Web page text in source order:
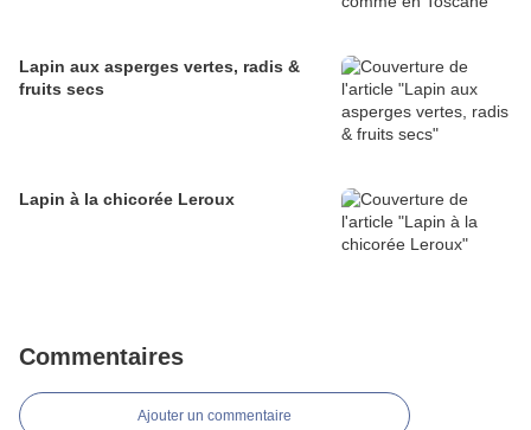
Lapin aux asperges vertes, radis &
fruits secs
Lapin à la chicorée Leroux
Commentaires
Ajouter un commentaire